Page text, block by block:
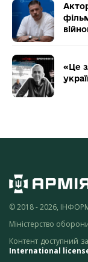
«Це
© 2018 - 2026,
Міністерство
Контент доступний
International